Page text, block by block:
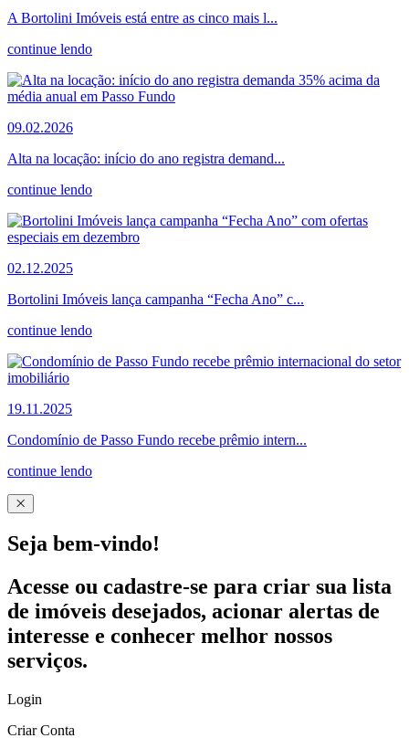
A Bortolini Imóveis está entre as cinco mais l...
continue lendo
09.02.2026
Alta na locação: início do ano registra demand...
continue lendo
02.12.2025
Bortolini Imóveis lança campanha “Fecha Ano” c...
continue lendo
19.11.2025
Condomínio de Passo Fundo recebe prêmio intern...
continue lendo
Seja bem-vindo!
Acesse ou cadastre-se para criar sua lista
de imóveis desejados, acionar alertas de
interesse e conhecer melhor nossos
serviços.
Login
Criar Conta